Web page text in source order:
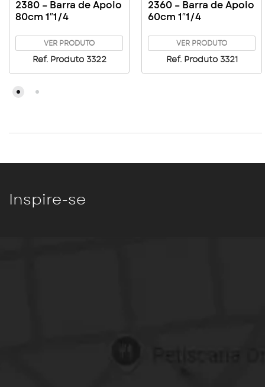
2380 – Barra de Apoio
80cm 1″1/4
VER PRODUTO
Ref. Produto 3322
2360 – Barra de Apoio
60cm 1″1/4
VER PRODUTO
Ref. Produto 3321
Inspire-se